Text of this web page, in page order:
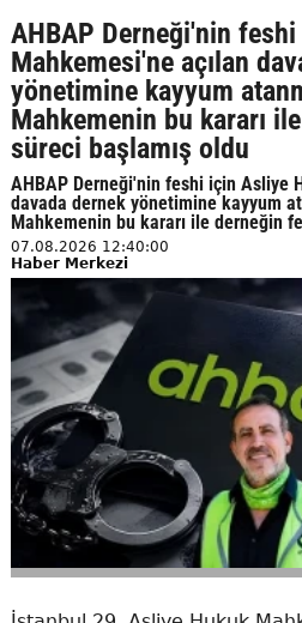
AHBAP Derneği'nin
Mahkemesi'ne açılan
yönetimine kayyum
Mahkemenin bu kararı
süreci başlamış oldu
AHBAP Derneği'nin feshi için Asliye
davada dernek yönetimine kayyum
Mahkemenin bu kararı ile derneğin
07.08.2026 12:40:00
Haber Merkezi